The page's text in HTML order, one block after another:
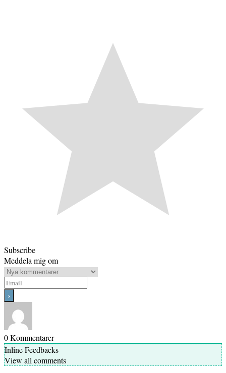
Subscribe
Meddela mig om
0Kommentarer
Inline Feedbacks
View all comments